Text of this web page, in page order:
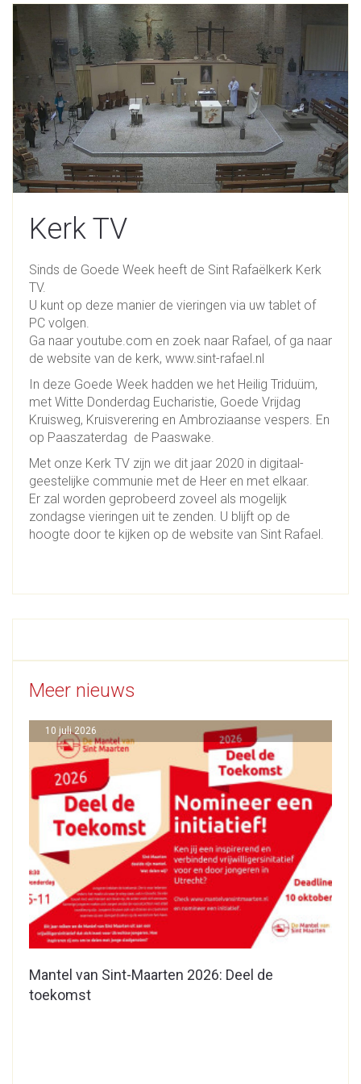
Kerk TV
Sinds de Goede Week heeft de Sint Rafaëlkerk Kerk
TV.
U kunt op deze manier de vieringen via uw tablet of
PC volgen.
Ga naar youtube.com en zoek naar Rafael, of ga naar
de website van de kerk, www.sint-rafael.nl
In deze Goede Week hadden we het Heilig Triduüm,
met Witte Donderdag Eucharistie, Goede Vrijdag
Kruisweg, Kruisverering en Ambroziaanse vespers. En
op Paaszaterdag de Paaswake.
Met onze Kerk TV zijn we dit jaar 2020 in digitaal-
geestelijke communie met de Heer en met elkaar.
Er zal worden geprobeerd zoveel als mogelijk
zondagse vieringen uit te zenden. U blijft op de
hoogte door te kijken op de website van Sint Rafael.
Meer nieuws
Mantel van Sint-Maarten 2026: Deel de
toekomst
10 juli 2026